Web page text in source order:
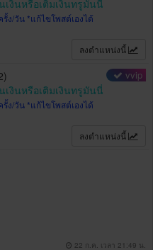
เงินหรือเติมเงินทรูมันนี่
ง/วัน *แก้ไขโพสต์เองได้
ลงตำแหน่งนี้
vvip
เงินหรือเติมเงินทรูมันนี่
ง/วัน *แก้ไขโพสต์เองได้
ลงตำแหน่งนี้
22 ก.ค. เวลา 21:49 น.